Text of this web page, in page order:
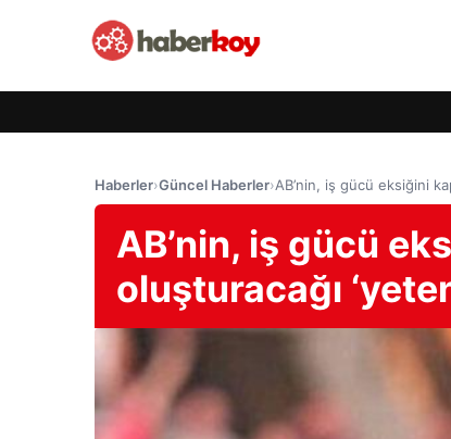
Haberler›Güncel Haberler›AB’nin, iş gücü eksiğini
AB’nin, iş gücü
oluşturacağı